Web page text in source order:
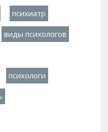
психиатр
виды психологов
психологи